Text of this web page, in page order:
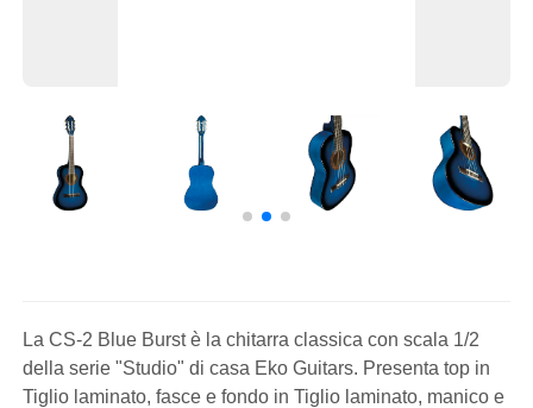
La CS-2 Blue Burst è la chitarra classica con scala 1/2
della serie "Studio" di casa Eko Guitars. Presenta top in
Tiglio laminato, fasce e fondo in Tiglio laminato, manico e